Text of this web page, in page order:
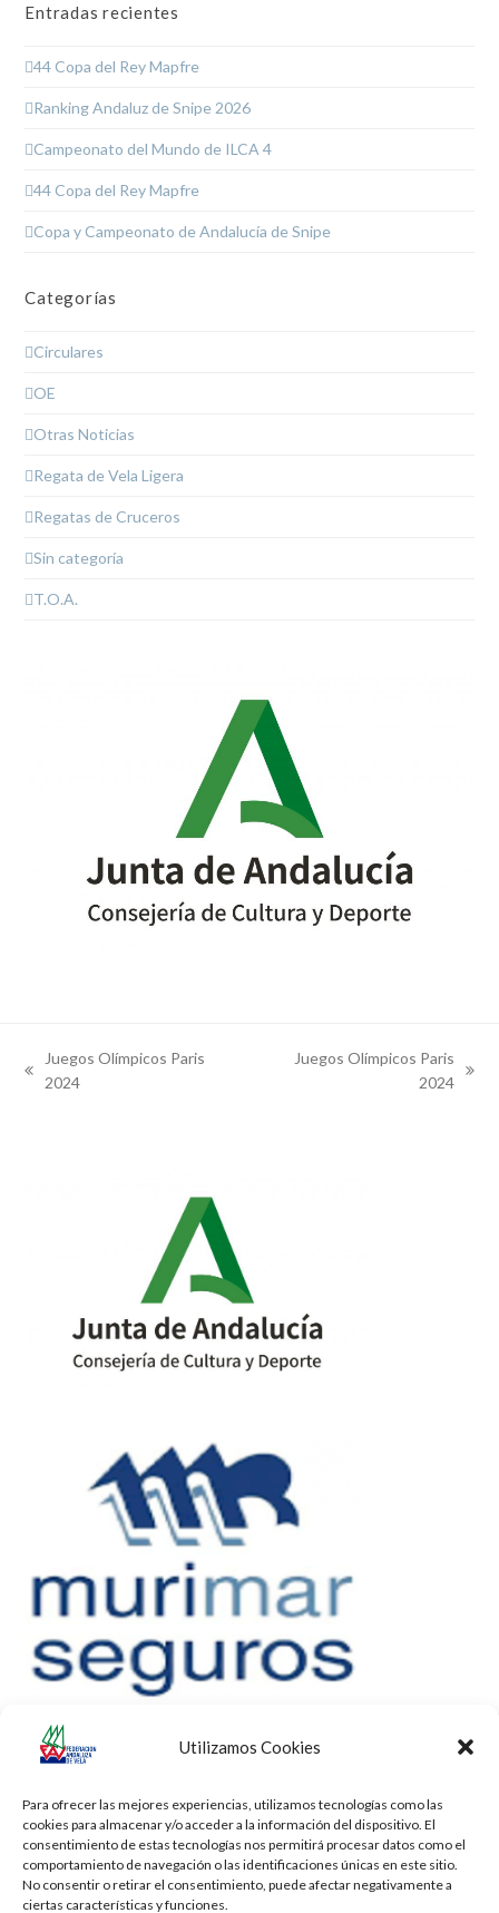
Utilizamos Cookies
Para ofrecer las mejores experiencias, utilizamos tecnologías como las
cookies para almacenar y/o acceder a la información del dispositivo. El
consentimiento de estas tecnologías nos permitirá procesar datos como el
comportamiento de navegación o las identificaciones únicas en este sitio.
No consentir o retirar el consentimiento, puede afectar negativamente a
ciertas características y funciones.
Entradas recientes
44 Copa del Rey Mapfre
Ranking Andaluz de Snipe 2026
Campeonato del Mundo de ILCA 4
44 Copa del Rey Mapfre
Copa y Campeonato de Andalucía de Snipe
Categorías
Circulares
OE
Otras Noticias
Regata de Vela Ligera
Regatas de Cruceros
Sin categoría
T.O.A.
previous
Juegos Olímpicos Paris
2024
Juegos Olímpicos Paris
2024